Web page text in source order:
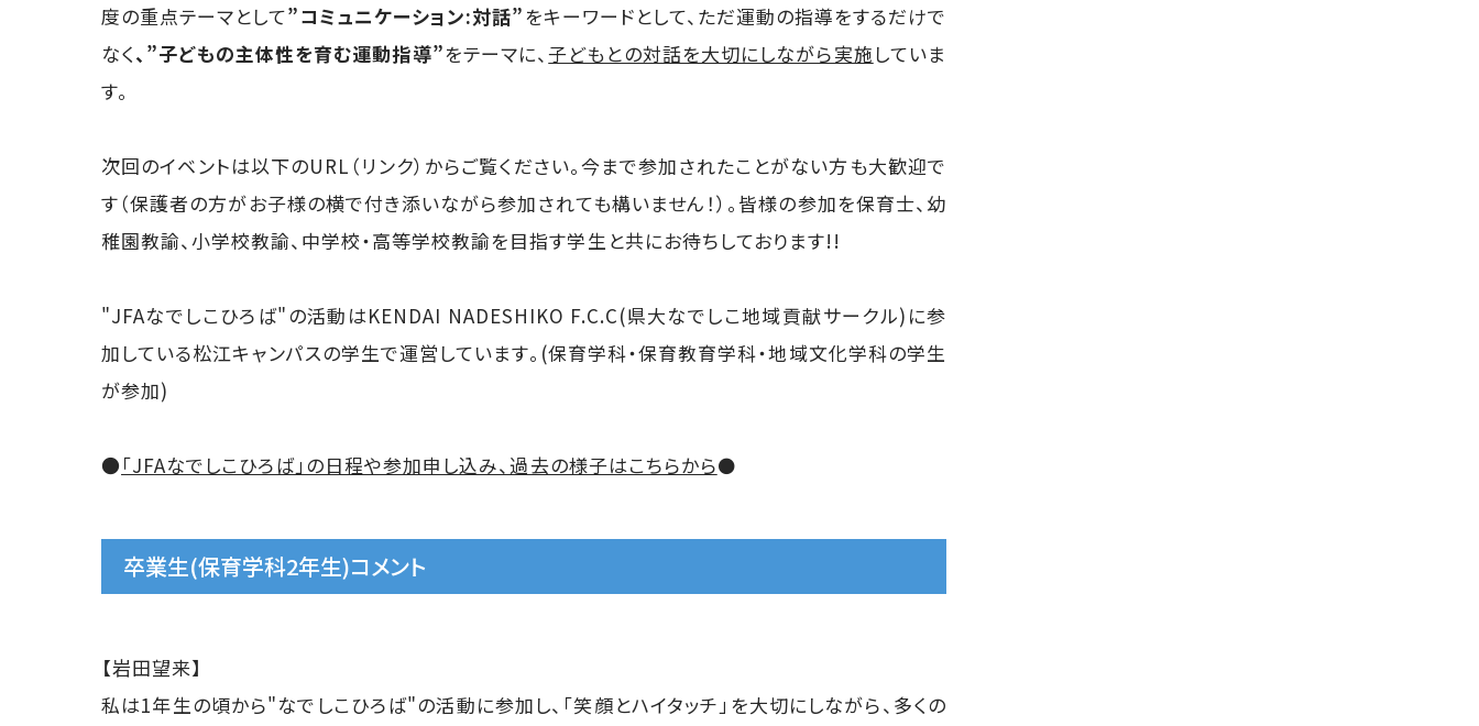
度の重点テーマとして”コミュニケーション:対話”をキーワードとして、ただ運動の指導をするだけで
なく、”子どもの主体性を育む運動指導”をテーマに、子どもとの対話を大切にしながら実施 していま
す。
次回のイベントは以下のURL（リンク）からご覧ください。今まで参加されたことがない方も大歓迎で
す（保護者の方がお子様の横で付き添いながら参加されても構いません！）。皆様の参加を保育士、幼
稚園教諭、小学校教諭、中学校・高等学校教諭を目指す学生と共にお待ちしております!!
"JFAなでしこひろば"の活動はKENDAI NADESHIKO F.C.C(県大なでしこ地域貢献サークル)に参
加している松江キャンパスの学生で運営しています。(保育学科・保育教育学科・地域文化学科の学生
が参加)
●「JFAなでしこひろば」の日程や参加申し込み、過去の様子はこちらから⚫️
卒業生(保育学科2年生)コメント
【岩田望来】
私は1年生の頃から"なでしこひろば"の活動に参加し、「笑顔とハイタッチ」を大切にしながら、多くの